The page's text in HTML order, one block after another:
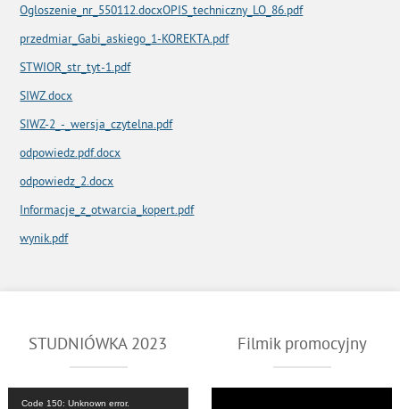
Ogloszenie_nr_550112.docxOPIS_techniczny_LO_86.pdf
przedmiar_Gabi_askiego_1-KOREKTA.pdf
STWIOR_str_tyt-1.pdf
SIWZ.docx
SIWZ-2_-_wersja_czytelna.pdf
odpowiedz.pdf.docx
odpowiedz_2.docx
Informacje_z_otwarcia_kopert.pdf
wynik.pdf
STUDNIÓWKA 2023
Code 150: Unknown error.
Filmik promocyjny